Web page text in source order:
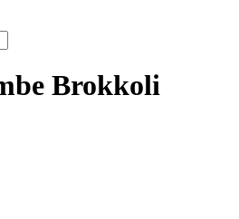
Brokkoli